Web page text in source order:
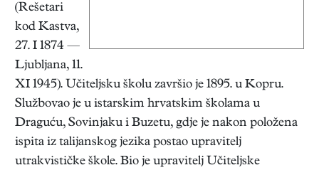
(Rešetari
kod Kastva,
27. I 1874 —
Ljubljana, 11.
XI 1945). Učiteljsku školu završio je 1895. u Kopru.
Službovao je u istarskim hrvatskim školama u
Draguću, Sovinjaku i Buzetu, gdje je nakon položena
ispita iz talijanskog jezika postao upravitelj
utrakvističke škole. Bio je upravitelj Učiteljske